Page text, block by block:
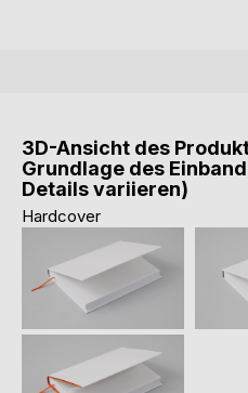
3D-Ansicht des
Grundlage des
Details variieren)
Hardcover